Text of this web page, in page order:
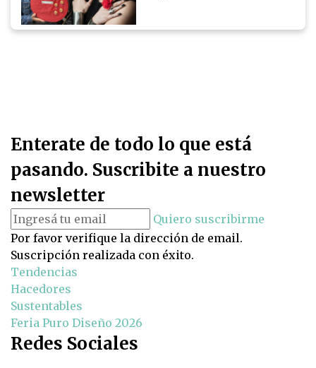
Enterate de todo lo que está
pasando. Suscribite a nuestro
newsletter
Quiero suscribirme
Por favor verifique la dirección de email.
Suscripción realizada con éxito.
Tendencias
Hacedores
Sustentables
Feria Puro Diseño 2026
Redes Sociales